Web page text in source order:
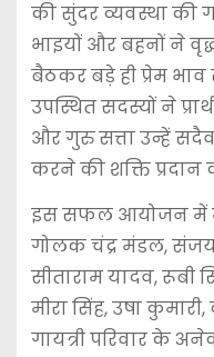
की सुंदर व्यवस्था की
भाइयों और बहनों ने
बैठकर बड़े ही प्रेम भाव
उपस्थित सदस्यों ने
और गुरु सत्ता उन्हें
करने की शक्ति प्रदान
इस सफल आयोजन में
गोलक चंद्र मंडल, संजय
सीताराम यादव, रूबी
मीरा सिंह, उषा
गायत्री परिवार के